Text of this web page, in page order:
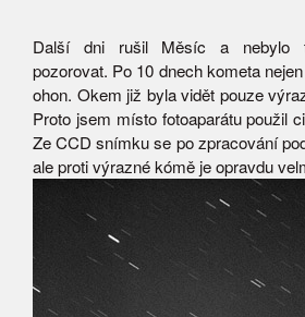
Další dni rušil Měsíc a nebylo
pozorovat. Po 10 dnech kometa
ohon. Okem již byla vidět pouze
Proto jsem místo fotoaparátu použil
Ze CCD snímku se po zpracování
ale proti výrazné kómě je opravdu